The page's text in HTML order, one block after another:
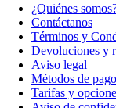
¿Quiénes
Contáctanos
Términos y
Devoluciones y
Aviso legal
Métodos de pago
Tarifas y